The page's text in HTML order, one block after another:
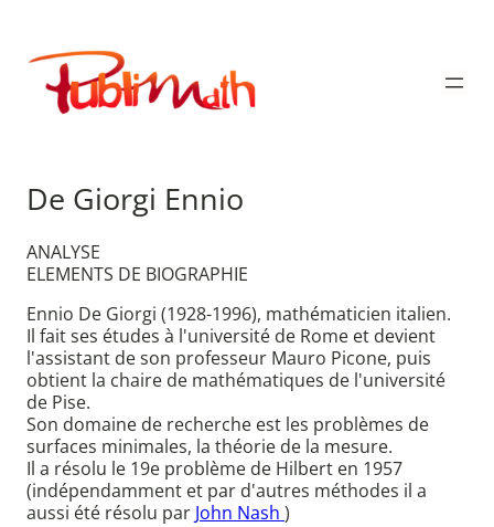
contenu
Publimath
De Giorgi Ennio
ANALYSE
ELEMENTS DE BIOGRAPHIE
Ennio De Giorgi (1928-1996), mathématicien italien.
Il fait ses études à l'université de Rome et devient
l'assistant de son professeur Mauro Picone, puis
obtient la chaire de mathématiques de l'université
de Pise.
Son domaine de recherche est les problèmes de
surfaces minimales, la théorie de la mesure.
Il a résolu le 19e problème de Hilbert en 1957
(indépendamment et par d'autres méthodes il a
aussi été résolu par John Nash )